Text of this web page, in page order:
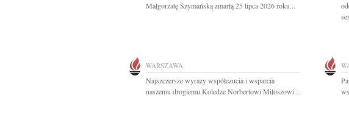
Małgorzatę Szymańską zmarłą 25 lipca 2026 roku...
WARSZAWA
Najszczersze wyrazy współczucia i wsparcia
naszemu drogiemu Koledze Norbertowi Miłoszowi...